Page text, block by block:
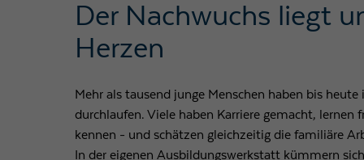
Der Nachwuchs liegt
Herzen
Mehr als tausend junge Menschen haben bis
durchlaufen. Viele haben Karriere gemacht, lernen
kennen - und schätzen gleichzeitig die familiäre
In der eigenen Ausbildungswerkstatt kümmern